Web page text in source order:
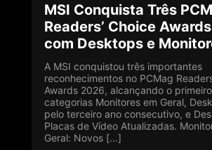
MSI Conquista Três
Readers’ Choice
com Desktops e
A MSI conquistou três importantes
reconhecimentos no PCMag
Awards 2026, alcançando o
categorias Monitores em Geral,
pelo terceiro ano consecutivo, e
Placas de Vídeo Atualizadas.
Geral: Novos [...]